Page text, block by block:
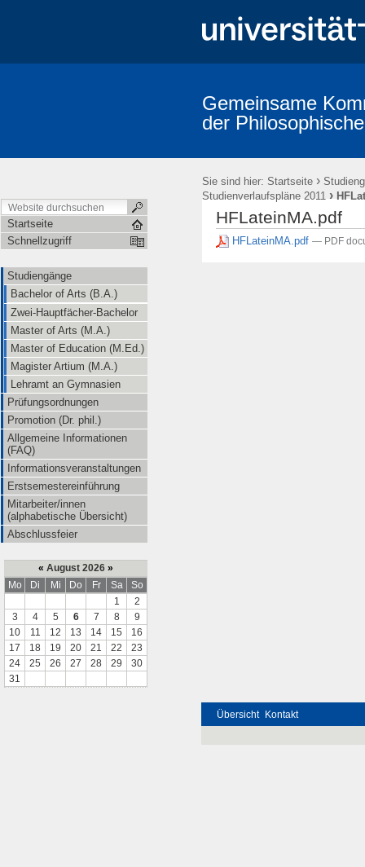
Mitarbeiter/innen (alphabetische
Gemeinsame
der
Sie sind hier: Startseite ›
Studienverlaufspläne 2011 ›
Startseite
Schnellzugriff
Studiengänge
Bachelor of Arts (B.A.)
Zwei-Hauptfächer-Bachelor
Master of Arts (M.A.)
Master of Education (M.Ed.)
Magister Artium (M.A.)
Lehramt an Gymnasien
Prüfungsordnungen
Promotion (Dr. phil.)
Allgemeine Informationen
(FAQ)
Informationsveranstaltungen
Erstsemestereinführung
Mitarbeiter/innen
(alphabetische Übersicht)
Abschlussfeier
« August 2026 »
Mo
Di Mi Do Fr Sa
So
1
2
3
4 5 6 7 8
9
10
11 12 13 14 15
16
17
18 19 20 21 22
23
24
25 26 27 28 29
30
31
HFLateinMA.pdf
HFLateinMA.pdf — PDF
Übersicht Kontakt